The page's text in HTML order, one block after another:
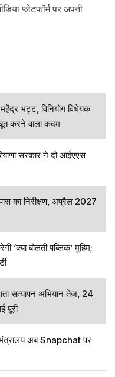
प्लेटफॉर्म पर अपनी
भट्ट, विनियोग विधेयक
करने वाला कदम
सरकार ने दो आईएएस
का निरीक्षण, अप्रैल 2027
बोलती पब्लिक’ मुहिम;
सत्यापन अभियान तेज, 24
पूरी
अब Snapchat पर